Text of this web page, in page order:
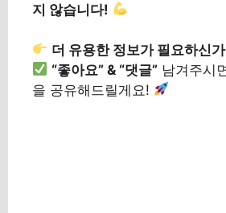
지 않습니다!
더 유용한 정보가 필요하신
“좋아요” & “댓글” 남겨주시
을 공유해드릴게요!